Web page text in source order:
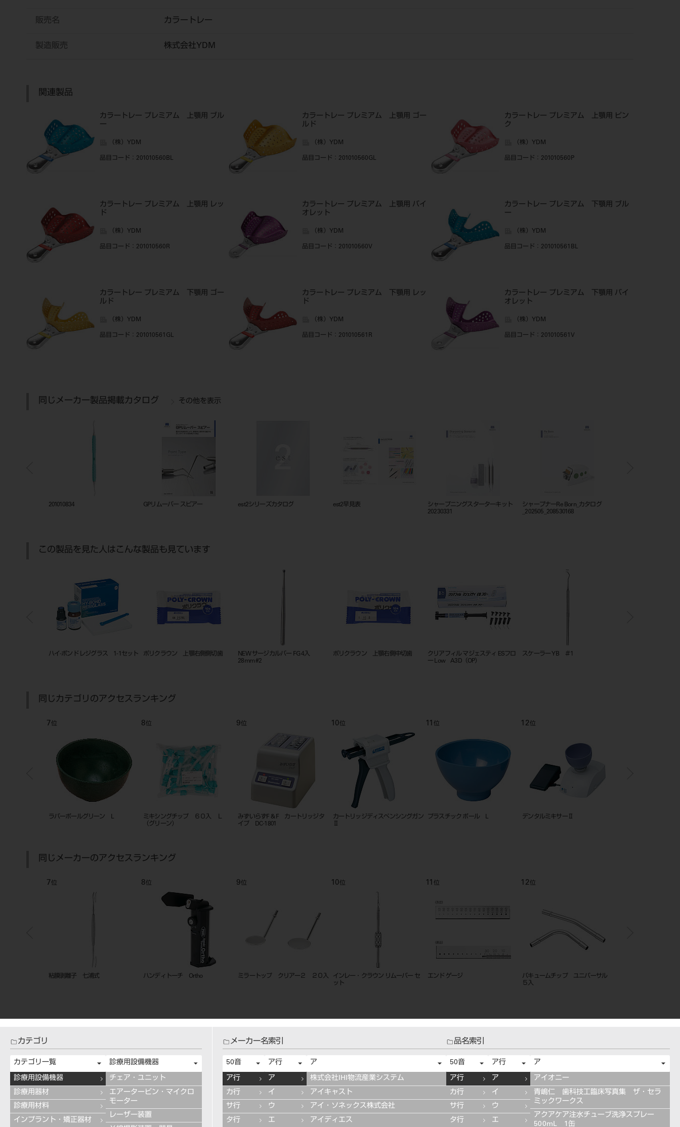
販売名 カラートレー
製造販売 株式会社YDM
関連製品
カラートレー プレミアム 上顎用 ブル
ー
（株）YDM
品目コード ：201010560BL
カラートレー プレミアム 上顎用 ゴー
ルド
（株）YDM
品目コード ：201010560GL
カラートレー プレミアム 上顎用 ピン
ク
（株）YDM
品目コード ：201010560P
カラートレー プレミアム 上顎用 レッ
ド
（株）YDM
品目コード ：201010560R
カラートレー プレミアム 上顎用 バイ
オレット
（株）YDM
品目コード ：201010560V
カラートレー プレミアム 下顎用 ブル
ー
（株）YDM
品目コード ：201010561BL
カラートレー プレミアム 下顎用 ゴー
ルド
（株）YDM
品目コード ：201010561GL
カラートレー プレミアム 下顎用 レッ
ド
（株）YDM
品目コード ：201010561R
カラートレー プレミアム 下顎用 バイ
オレット
（株）YDM
品目コード ：201010561V
同じメーカー製品掲載カタログ その他を表示
201010834 GPリムーバー スピアー est2シリーズカタログ est2早見表
シャープニングスターターキット
20230331
シャープナーRe Born_カタログ
_202505_208530168
この製品を見た人はこんな製品も見ています
ハイ-ボンド レジグラス 1-1セット ポリクラウン 上顎右側側切歯
NEW サージカルバー FG 4入
28mm #2
ポリクラウン 上顎右側中切歯
クリアフィル マジェスティ ESフロ
ー Low A3D（OP）
スケーラー YB ＃1
同じカテゴリのアクセスランキング
7 位
ラバーボールグリーン L
8位
ミキシングチップ ６０入 Ｌ
（グリーン）
9位
みずいらずF & F カートリッジタ
イプ DC-1801
10位
カートリッジディスペンシングガン
Ⅱ
11 位
プラスチック ボール L
12 位
デンタルミキサーⅡ
同じメーカーのアクセスランキング
7 位
粘膜剥離子 七浦式
8位
ハンディトーチ Ortho
9位
ミラートップ クリアー２ ２０入
10位
インレー・クラウン リムーバー セ
ット
11 位
エンド ゲージ
12 位
バキュームチップ ユニバーサル
５入
カテゴリ
カテゴリ一覧
診療用設備機器
診療用器材
診療用材料
インプラント・矯正器材
診療用設備機器
チェア・ユニット
エアータービン・マイクロ
モーター
レーザー装置
メーカー名索引
50音
ア行
カ行
サ行
タ行
ア行
ア
イ
ウ
エ
ア
株式会社IHI物流産業システム
アイキャスト
アイ・ソネックス株式会社
アイディエス
品名索引
50音
ア行
カ行
サ行
タ行
ア行
ア
イ
ウ
エ
ア
アイオニー
青嶋仁 歯科技工臨床写真集 ザ・セラ
ミックワークス
アクアケア注水チューブ洗浄スプレー
500mL 1缶